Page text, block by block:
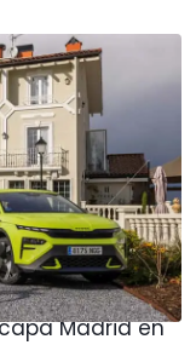
Motor1.com como
preferida en Google
nos
Madrid en